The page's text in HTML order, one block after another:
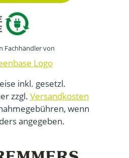
Fachhändler von
inkl. gesetzl.
zzgl. Versandkosten
wenn
angegeben.